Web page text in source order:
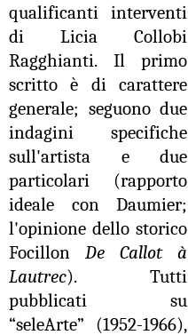
qualificanti interventi
di Licia Collobi
Ragghianti. Il primo
scritto è di carattere
generale; seguono due
indagini specifiche
sull'artista e due
particolari (rapporto
ideale con Daumier;
l'opinione dello storico
FocillonDe Callot à
Lautrec). Tutti
pubblicati su
“seleArte” (1952-1966),